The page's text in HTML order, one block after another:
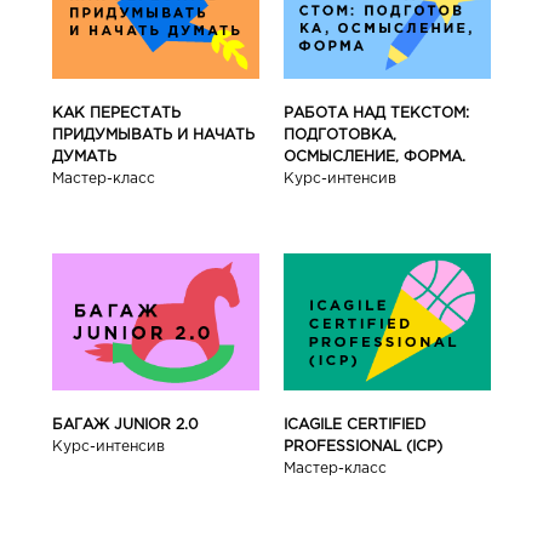
КАК ПЕРЕСТАТЬ
ПРИДУМЫВАТЬ И НАЧАТЬ
ДУМАТЬ
Мастер-класс
РАБОТА НАД ТЕКСТОМ:
ПОДГОТОВКА,
ОСМЫСЛЕНИЕ, ФОРМА.
Курс-интенсив
БАГАЖ JUNIOR 2.0
Курс-интенсив
ICAGILE CERTIFIED
PROFESSIONAL (ICP)
Мастер-класс